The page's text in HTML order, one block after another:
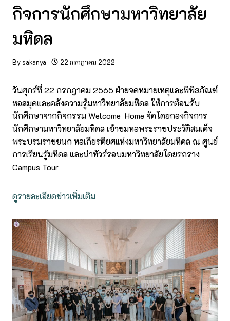
กิจการนักศึกษามหาวิทยาลัย
มหิดล
By sakanya 22 กรกฎาคม 2022
วันศุกร์ที่ 22 กรกฎาคม 2565 ฝ่ายจดหมายเหตุและพิพิธภัณฑ์
หอสมุดและคลังความรู้มหาวิทยาลัยมหิดล ให้การต้อนรับ
นักศึกษาจากกิจกรรม Welcome Home จัดโดยกองกิจการ
นักศึกษามหาวิทยาลัยมหิดล เข้าชมหอพระราชประวัติสมเด็จ
พระบรมราชชนก หอเกียรติยศแห่งมหาวิทยาลัยมหิดล ณ ศูนย์
การเรียนรู้มหิดล และนำทัวร์รอบมหาวิทยาลัยโดยรถราง
Campus Tour
ดูรายละเอียดข่าวเพิ่มเติม